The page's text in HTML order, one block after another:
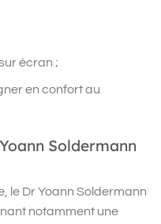
écran ;
en confort au
Soldermann
le Dr Yoann Soldermann
notamment une